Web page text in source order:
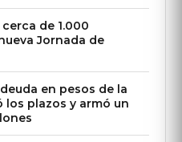
de 1.000
Jornada de
en pesos de la
los plazos y armó un